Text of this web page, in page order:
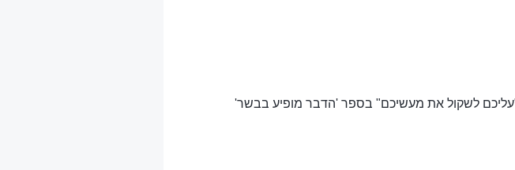
לשקול את מעשיכם" בספר 'הדבר מופיע בבשר'